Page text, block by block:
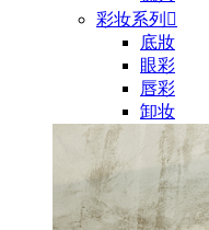
彩妆系列 
底妝
眼彩
唇彩
卸妆